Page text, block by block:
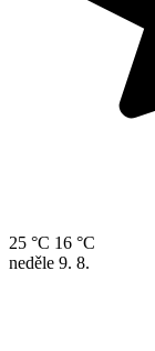
25 °C 16 °C
neděle 9. 8.